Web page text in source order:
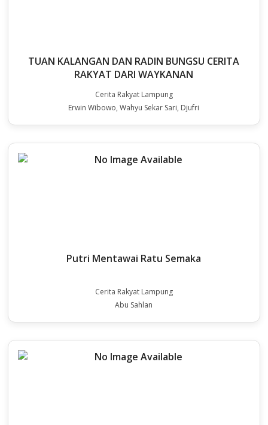
TUAN KALANGAN DAN RADIN BUNGSU CERITA
RAKYAT DARI WAYKANAN
Cerita Rakyat Lampung
Erwin Wibowo, Wahyu Sekar Sari, Djufri
Putri Mentawai Ratu Semaka
Cerita Rakyat Lampung
Abu Sahlan